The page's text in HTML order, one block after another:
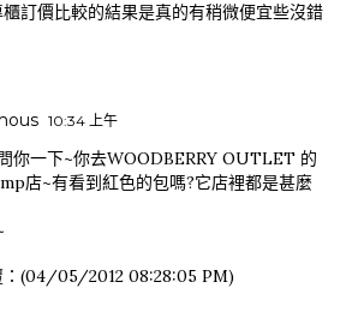
訂價比較的結果是真的有稍微便宜些沒錯
10:34 上午
你一下~你去WOODBERRY OUTLET 的
店~有看到紅色的包嗎?它店裡都是甚麼
：(04/05/2012 08:28:05 PM)